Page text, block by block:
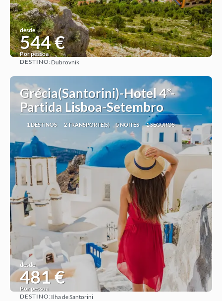
desde
544 €
Por pessoa
DESTINO:Dubrovnik
Grécia(Santorini)-Hotel 4*-
Partida Lisboa-Setembro
1 DESTINOS 2 TRANSPORTE(S) 5 NOITES 1 SEGUROS
desde
481 €
Por pessoa
DESTINO:Ilha de Santorini